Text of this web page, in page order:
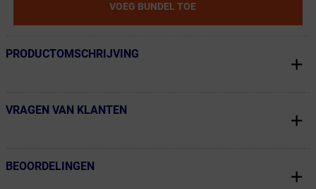
VOEG BUNDEL TOE
← Terug naar productnavigatie
PRODUCTOMSCHRIJVING
← Terug naar productnavigatie
VRAGEN VAN KLANTEN
← Terug naar productnavigatie
BEOORDELINGEN